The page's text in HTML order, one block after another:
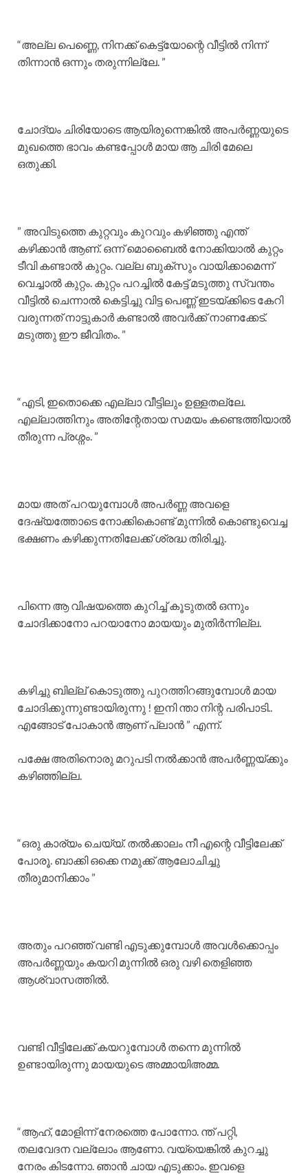
“അല്ല പെണ്ണെ, നിനക്ക് കെട്ട്യോന്റെ വീട്ടിൽ നിന്ന്
തിന്നാൻ ഒന്നും തരുന്നില്ലേ. ”
ചോദ്യം ചിരിയോടെ ആയിരുന്നെങ്കിൽ അപർണ്ണയുടെ
മുഖത്തെ ഭാവം കണ്ടപ്പോൾ മായ ആ ചിരി മേലെ
ഒതുക്കി.
” അവിടുത്തെ കുറ്റവും കുറവും കഴിഞ്ഞു എന്ത്
കഴിക്കാൻ ആണ്. ഒന്ന് മൊബൈൽ നോക്കിയാൽ കുറ്റം
ടീവി കണ്ടാൽ കുറ്റം. വല്ല ബുക്‌സും വായിക്കാമെന്ന്
വെച്ചാൽ കുറ്റം. കുറ്റം പറച്ചിൽ കേട്ട് മടുത്തു സ്വന്തം
വീട്ടിൽ ചെന്നാൽ കെട്ടിച്ചു വിട്ട പെണ്ണ് ഇടയ്ക്കിടെ കേറി
വരുന്നത് നാട്ടുകാർ കണ്ടാൽ അവർക്ക് നാണക്കേട്.
മടുത്തു ഈ ജീവിതം. ”
“എടി, ഇതൊക്കെ എല്ലാ വീട്ടിലും ഉള്ളതല്ലേ.
എല്ലാത്തിനും അതിന്റേതായ സമയം കണ്ടെത്തിയാൽ
തീരുന്ന പ്രശ്നം. ”
മായ അത് പറയുമ്പോൾ അപർണ്ണ അവളെ
ദേഷ്യത്തോടെ നോക്കികൊണ്ട് മുന്നിൽ കൊണ്ടുവെച്ച
ഭക്ഷണം കഴിക്കുന്നതിലേക്ക് ശ്രദ്ധ തിരിച്ചു.
പിന്നെ ആ വിഷയത്തെ കുറിച്ച് കൂടുതൽ ഒന്നും
ചോദിക്കാനോ പറയാനോ മായയും മുതിർന്നില്ല.
കഴിച്ചു ബില്ല് കൊടുത്തു പുറത്തിറങ്ങുമ്പോൾ മായ
ചോദിക്കുന്നുണ്ടായിരുന്നു ! ഇനി ന്താ നിന്റ പരിപാടി..
എങ്ങോട് പോകാൻ ആണ് പ്ലാൻ ” എന്ന്.
പക്ഷേ അതിനൊരു മറുപടി നൽക്കാൻ അപർണ്ണയ്ക്കും
കഴിഞ്ഞില്ല.
“ഒരു കാര്യം ചെയ്യ്. തൽക്കാലം നീ എന്റെ വീട്ടിലേക്ക്
പോരൂ. ബാക്കി ഒക്കെ നമുക്ക് ആലോചിച്ചു
തീരുമാനിക്കാം ”
അതും പറഞ്ഞ് വണ്ടി എടുക്കുമ്പോൾ അവൾക്കൊപ്പം
അപർണ്ണയും കയറി മുന്നിൽ ഒരു വഴി തെളിഞ്ഞ
ആശ്വാസത്തിൽ.
വണ്ടി വീട്ടിലേക്ക് കയറുമ്പോൾ തന്നെ മുന്നിൽ
ഉണ്ടായിരുന്നു മായയുടെ അമ്മായിഅമ്മ.
“ആഹ്, മോളിന്ന് നേരത്തെ പോന്നോ. ന്ത്‌ പറ്റി,
തലവേദന വല്ലോം ആണോ. വയ്യെങ്കിൽ കുറച്ചു
നേരം കിടന്നോ. ഞാൻ ചായ എടുക്കാം. ഇവളെ